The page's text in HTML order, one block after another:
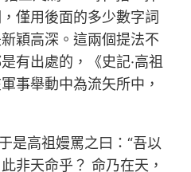
僅用後面的多少數字詞
穎高深。這兩個提法不
有出處的，《史記·高祖
事舉動中為流矢所中，
是高祖嫚罵之曰：“吾以
非天命乎？ 命乃在天，